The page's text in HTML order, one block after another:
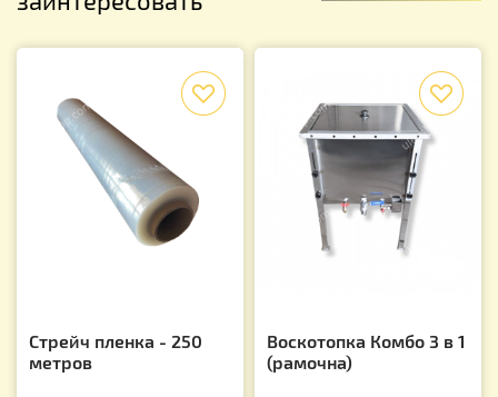
Стрейч пленка - 250
метров
Воскотопка Комбо 3 в 1
(рамочна)